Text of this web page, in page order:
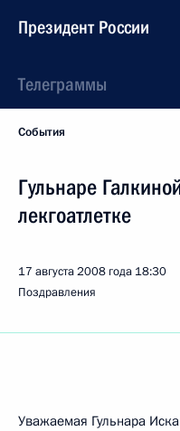
Президент России
Телеграммы
События
Гульнаре
лекгоатлетке
17 августа 2008 года 18:30
Поздравления
Уважаемая Гульнара